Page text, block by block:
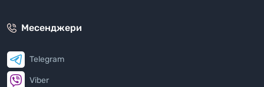
Месенджери
Telegram
Viber